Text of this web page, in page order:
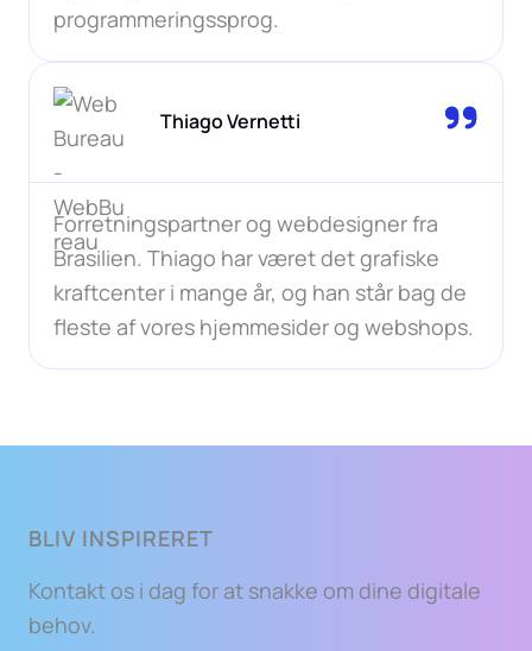
programmeringssprog.
Thiago Vernetti
Forretningspartner og webdesigner fra
Brasilien. Thiago har været det grafiske
kraftcenter i mange år, og han står bag de
fleste af vores hjemmesider og webshops.
BLIV INSPIRERET
Kontakt os i dag for at snakke om dine digitale
behov.